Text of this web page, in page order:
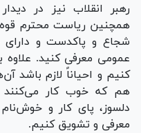
همچنین ریاست محترم قوه
شجاع و پاکدست و
عمومی معرفی کنید. علاوه
کنیم و احیاناً لازم باشد
هم که خوب کار می‌کنند
دلسوز، پای کار و
معرفی و تشویق کنیم.